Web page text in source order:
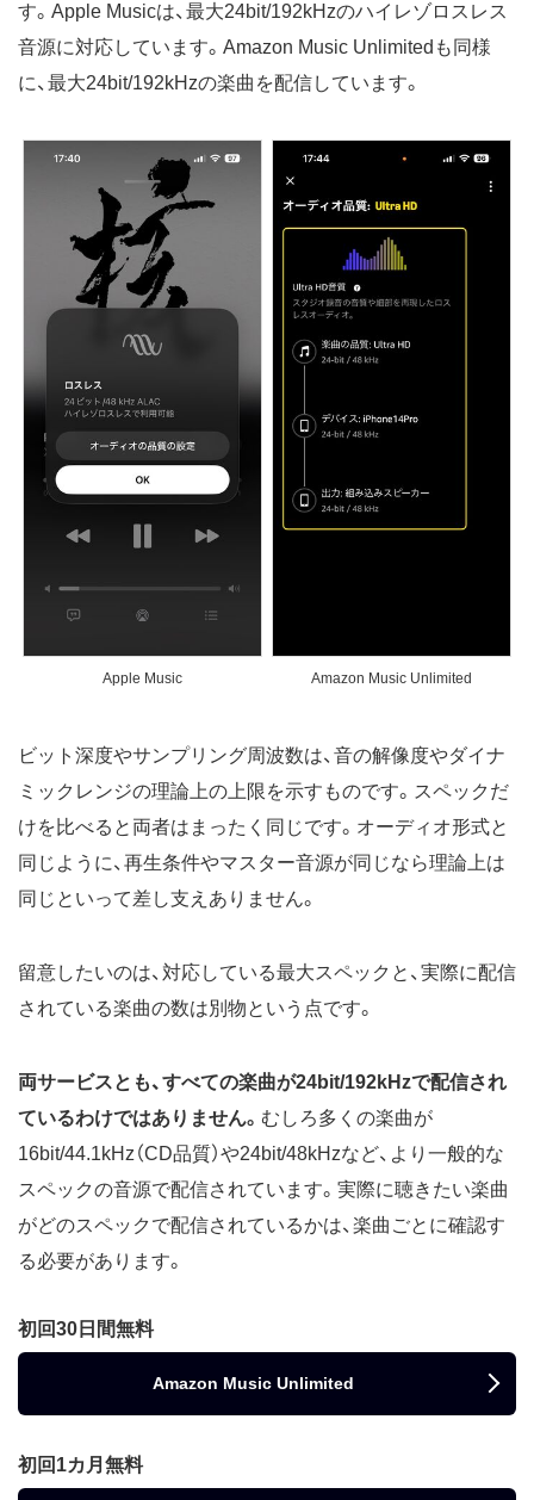
す。Apple Musicは、最大24bit/192kHzのハイレゾロスレス
音源に対応しています。Amazon Music Unlimitedも同様
に、最大24bit/192kHzの楽曲を配信しています。
Apple Music Amazon Music Unlimited
ビット深度やサンプリング周波数は、音の解像度やダイナ
ミックレンジの理論上の上限を示すものです。スペックだ
けを比べると両者はまったく同じです。オーディオ形式と
同じように、再生条件やマスター音源が同じなら理論上は
同じといって差し支えありません。
留意したいのは、対応している最大スペックと、実際に配信
されている楽曲の数は別物という点です。
両サービスとも、すべての楽曲が24bit/192kHzで配信され
ているわけではありません。 むしろ多くの楽曲が
16bit/44.1kHz（CD品質）や24bit/48kHzなど、より一般的な
スペックの音源で配信されています。実際に聴きたい楽曲
がどのスペックで配信されているかは、楽曲ごとに確認す
る必要があります。
初回30日間無料
Amazon Music Unlimited
初回1カ月無料